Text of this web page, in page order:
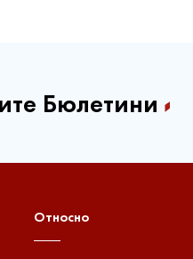
Бюлетини
Относно